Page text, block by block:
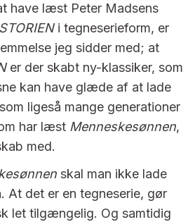
have læst Peter Madsens
i tegneserieform, er
jeg sidder med; at
er der skabt ny-klassiker, som
kan have glæde af at lade
ligeså mange generationer
har læst Menneskesønnen,
med.
skal man ikke lade
At det er en tegneserie, gør
let tilgængelig. Og samtidig